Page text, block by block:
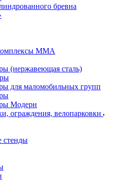
бревна
ММА
(нержавеющая сталь)
для маломобильных групп
Модерн
ограждения, велопарковки